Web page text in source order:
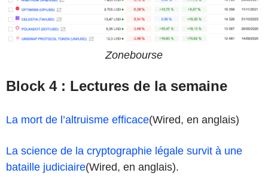
Zonebourse
Block 4 : Lectures de la semaine
La mort de l’altruisme efficace(Wired, en anglais)
La science de la cryptographie légale survit à une
bataille judiciaire(Wired, en anglais).